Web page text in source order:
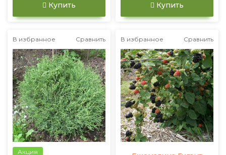
Купить Купить
В избранное Сравнить
Акция
В избранное Сравнить